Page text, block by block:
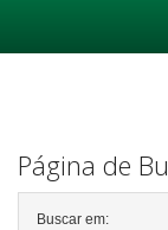
Página de
Buscar em: